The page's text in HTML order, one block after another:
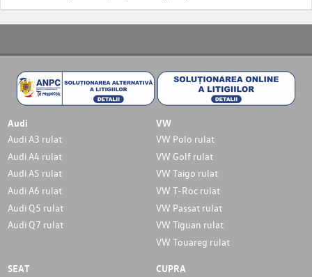
Audi
Audi A3 rulat
Audi A4 rulat
Audi A5 rulat
Audi A6 rulat
Audi Q5 rulat
Audi Q7 rulat
VW
VW Polo rulat
VW Golf rulat
VW Taigo rulat
VW T-Roc rulat
VW Passat rulat
VW Tiguan rulat
VW Touareg rulat
SEAT CUPRA